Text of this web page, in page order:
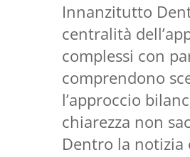
Innanzitutto
centralità
complessi con
comprendono
l’approccio
chiarezza non
Dentro la notizia